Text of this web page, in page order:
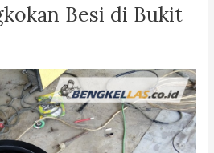
Besi di Bukit